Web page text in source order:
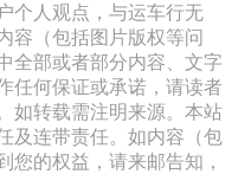
个人观点，与运车行无
容（包括图片版权等问
全部或者部分内容、文字
任何保证或承诺，请读者
如转载需注明来源。本站
及连带责任。如内容（包
您的权益，请来邮告知，